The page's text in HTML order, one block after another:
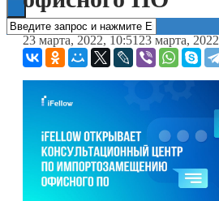
23 марта, 2022, 10:51 23 марта, 2022